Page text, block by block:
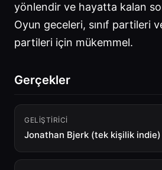
yönlendir ve hayatta kalan
Oyun geceleri, sınıf partileri
partileri için mükemmel.
Gerçekler
GELIŞTIRICI
Jonathan Bjerk (tek kişilik indie)